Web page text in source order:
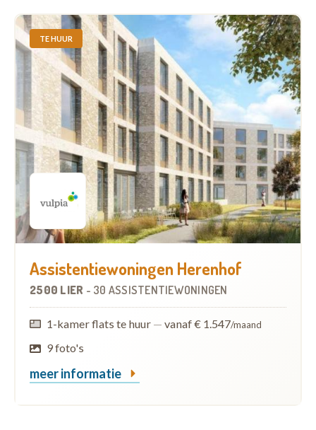
TE HUUR
Assistentiewoningen Herenhof
2500 LIER - 30 ASSISTENTIEWONINGEN
1-kamer flats te huur — vanaf € 1.547/maand
9 foto's
meer informatie